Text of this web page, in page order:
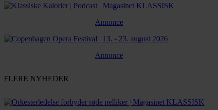
Annonce
Annonce
FLERE NYHEDER